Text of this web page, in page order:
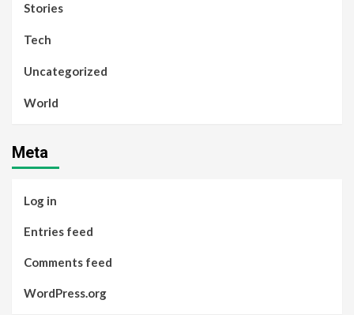
Stories
Tech
Uncategorized
World
Meta
Log in
Entries feed
Comments feed
WordPress.org